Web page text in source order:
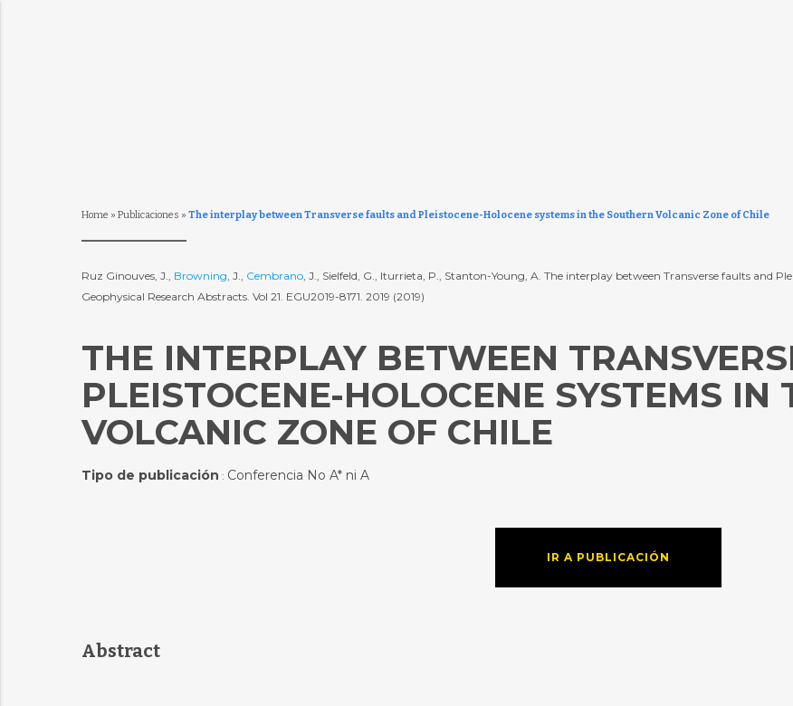
Home » Publicaciones » The interplay between Transverse faults and Pleistocene-Holocene systems in the Southern Volcanic Zone of Chile
Ruz Ginouves, J., Browning, J., Cembrano, J., Sielfeld, G., Iturrieta, P., Stanton-Young, A. The interplay between Transverse faults and
Geophysical Research Abstracts. Vol 21. EGU2019-8171. 2019 (2019)
THE INTERPLAY BETWEEN
PLEISTOCENE-HOLOCENE SYSTEMS IN
VOLCANIC ZONE OF CHILE
Tipo de publicación : Conferencia No A* ni A
IR A PUBLICACIÓN
Abstract